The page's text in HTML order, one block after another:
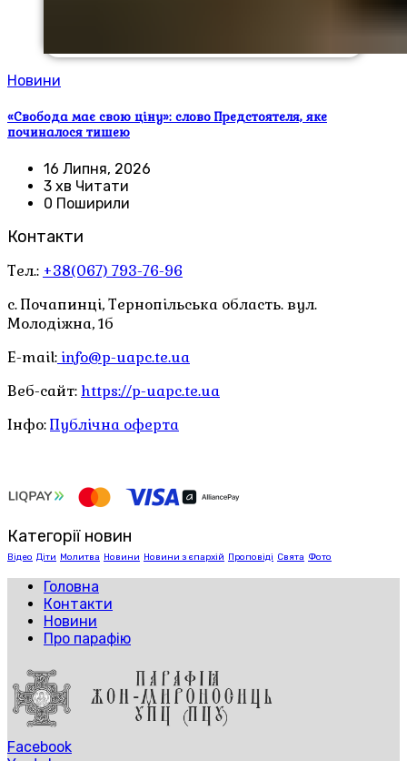
Новини
«Свобода має свою ціну»: слово Предстоятеля, яке
починалося тишею
16 Липня, 2026
3 хв Читати
0 Поширили
Контакти
Тел.: +38(067) 793-76-96
с. Почапинці, Тернопільська область. вул.
Молодіжна, 1б
E-mail: info@p-uapc.te.ua
Веб-сайт: https://p-uapc.te.ua
Інфо:Публічна оферта
Категорії новин
Відео Діти Молитва Новини Новини з єпархій Проповіді Свята Фото
Головна
Контакти
Новини
Про парафію
Facebook